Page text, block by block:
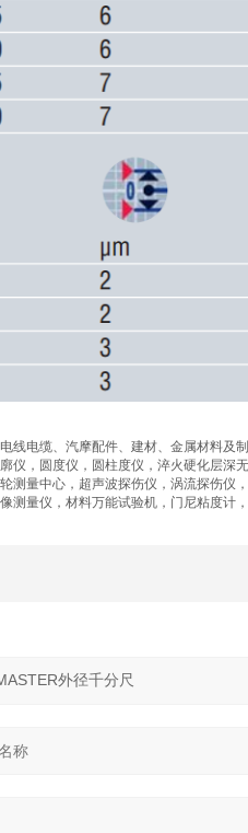
线电缆、汽摩配件、建材、金属材料
仪，圆度仪，圆柱度仪，淬火硬化层
测量中心，超声波探伤仪，涡流探伤
测量仪，材料万能试验机，门尼粘度计